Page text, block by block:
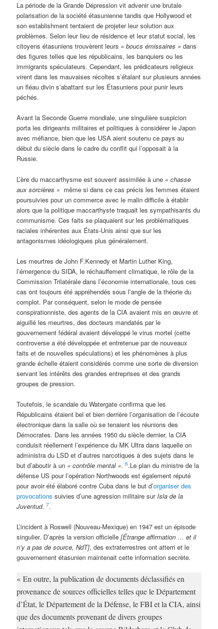
La période de la Grande Dépression vit advenir une brutale
polarisation de la société étasunienne tandis que Hollywood et
son establishment tentaient de projeter leur solution aux
problèmes. Selon leur lieu de résidence et leur statut social, les
citoyens étasuniens trouvèrent leurs « boucs émissaires » dans
des figures telles que les républicains, les banquiers ou les
immigrants spéculateurs. Cependant, les prédicateurs religieux
virent dans les mauvaises récoltes s’étalant sur plusieurs années
un fléau divin s’abattant sur les Étasuniens pour punir leurs
péchés.
Avant la Seconde Guerre mondiale, une singulière suspicion
porta les dirigeants militaires et politiques à considérer le Japon
avec méfiance, bien que les USA aient soutenu ce pays au
début du siècle dans le cadre du conflit qui l’opposait à la
Russie.
L’ère du maccarthysme est souvent assimilée à une « chasse
aux sorcières » même si dans ce cas précis les femmes étaient
poursuivies pour un commerce avec le malin difficile à établir
alors que la politique maccarthyste traquait les sympathisants du
communisme. Ces faits se plaquaient sur les problématiques
raciales inhérentes aux États-Unis ainsi que sur les
antagonismes idéologiques plus généralement.
Les meurtres de John F.Kennedy et Martin Luther King,
l’émergence du SIDA, le réchauffement climatique, le rôle de la
Commission Trilatérale dans l’économie internationale, tous ces
cas ont toujours été appréhendés sous l’angle de la théorie du
complot. Par conséquent, selon le mode de pensée
conspirationniste, des agents de la CIA avaient mis en œuvre et
aiguillé les meurtres, des docteurs mandatés par le
gouvernement fédéral avaient développé le virus mortel (cette
controverse a été développée et entretenue par de nouveaux
faits et de nouvelles spéculations) et les phénomènes à plus
grande échelle étaient considérés comme une sorte de diversion
servant les intérêts des grandes entreprises et des grands
groupes de pression.
Toutefois, le scandale du Watergate confirma que les
Républicains étaient bel et bien derrière l’organisation de l’écoute
électronique dans la salle où se tenaient les réunions des
Démocrates. Dans les années 1950 du siècle dernier, la CIA
conduisit réellement l’expérience du MK Ultra dans laquelle on
administra du LSD et d’autres narcotiques à des sujets dans le
but d’aboutir à un « contrôle mental ».6.Le plan du ministre de la
défense US pour l’opération Northwoods est également réputé
pour avoir été élaboré contre Cuba dans le but d’organiser des
provocations suivies d’une agression militaire sur Isla de la
Juventud.7.
L’incident à Roswell (Nouveau-Mexique) en 1947 est un épisode
singulier. D’après la version officielle[Étrange affirmation … et il
n’y a pas de source, NdT], des extraterrestres ont atterri et le
gouvernement étasunien maintenait cette information secrète.
« En outre, la publication de documents déclassifiés en
provenance de sources officielles telles que le Département
d’État, le Département de la Défense, le FBI et la CIA, ainsi
que des documents provenant de divers groupes